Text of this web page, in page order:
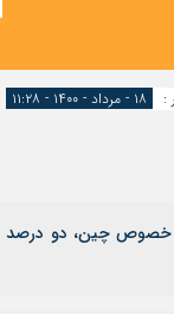
کسب و
کسب و : ۱۸ - مرداد - ۱۴۰۰ - ۱۱:۲۸
به خصوص چین، دو درصد